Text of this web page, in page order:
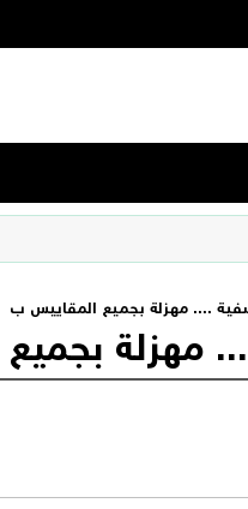
.... مهزلة بجميع المقاييس ب
مهزلة